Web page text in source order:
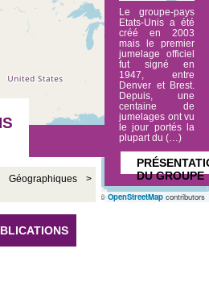
Géographiques >
Le groupe-pays
Etats-Unis a été
créé en 2003
mais le premier
jumelage officiel
fut signé en
1947, entre
Denver et Brest.
Depuis, une
centaine de
jumelages ont vu
le jour portés la
plupart du (…)
DU GROUPE
© OpenStreetMap contributors